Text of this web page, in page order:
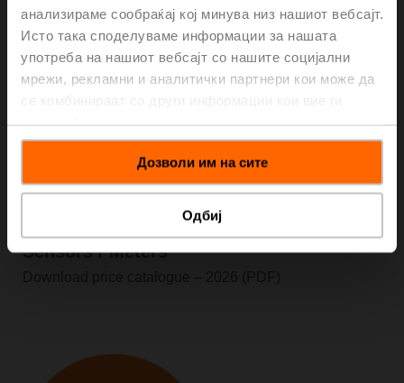
анализираме сообраќај кој минува низ нашиот вебсајт.
Исто така споделуваме информации за нашата
употреба на нашиот вебсајт со нашите социјални
мрежи, рекламни и аналитички партнери кои може да
вашата употреба на нивните услуги.
Дозволи им на сите
Одбиј
Sensors / Meters